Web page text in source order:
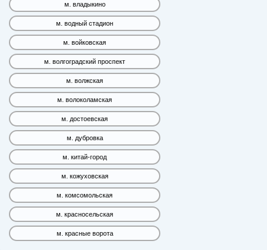
м. владыкино
м. водный стадион
м. войковская
м. волгоградский проспект
м. волжская
м. волоколамская
м. достоевская
м. дубровка
м. китай-город
м. кожуховская
м. комсомольская
м. красносельская
м. красные ворота